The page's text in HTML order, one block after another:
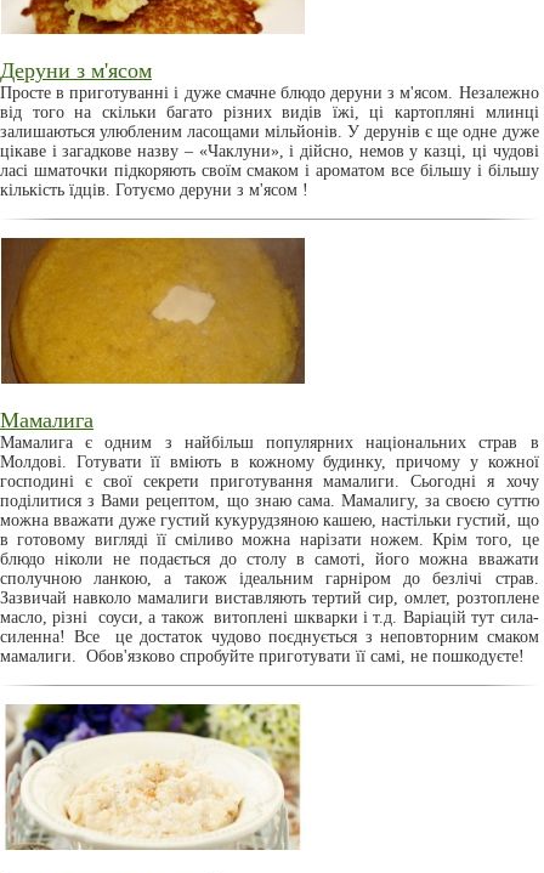
Деруни з м'ясом
Просте в приготуванні і дуже смачне блюдо деруни з м'ясом. Незалежно
від того на скільки багато різних видів їжі, ці картопляні млинці
залишаються улюбленим ласощами мільйонів. У дерунів є ще одне дуже
цікаве і загадкове назву – «Чаклуни», і дійсно, немов у казці, ці чудові
ласі шматочки підкоряють своїм смаком і ароматом все більшу і більшу
кількість їдців. Готуємо деруни з м'ясом !
Мамалига
Мамалига є одним з найбільш популярних національних страв в
Молдові. Готувати її вміють в кожному будинку, причому у кожної
господині є свої секрети приготування мамалиги. Сьогодні я хочу
поділитися з Вами рецептом, що знаю сама. Мамалигу, за своєю суттю
можна вважати дуже густий кукурудзяною кашею, настільки густий, що
в готовому вигляді її сміливо можна нарізати ножем. Крім того, це
блюдо ніколи не подається до столу в самоті, його можна вважати
сполучною ланкою, а також ідеальним гарніром до безлічі страв.
Зазвичай навколо мамалиги виставляють тертий сир, омлет, розтоплене
масло, різні соуси, а також витоплені шкварки і т.д. Варіацій тут сила-
силенна! Все це достаток чудово поєднується з неповторним смаком
мамалиги. Обов'язково спробуйте приготувати її самі, не пошкодуєте!